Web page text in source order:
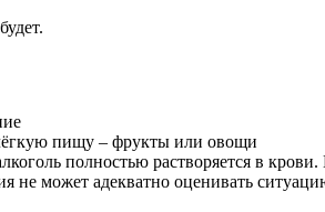
пищу – фрукты или овощи
полностью растворяется в
не может адекватно оценивать